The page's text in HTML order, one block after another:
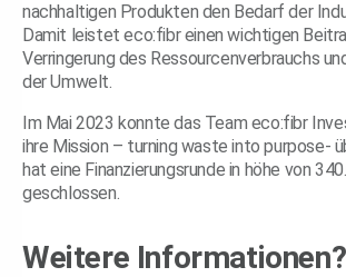
nachhaltigen Produkten den Bedarf der
Damit leistet eco:fibr einen wichtigen
Verringerung des Ressourcenverbrauchs
der Umwelt.
Im Mai 2023 konnte das Team eco:fibr
ihre Mission – turning waste into purpose-
hat eine Finanzierungsrunde in höhe von
geschlossen.
Weitere Informationen?